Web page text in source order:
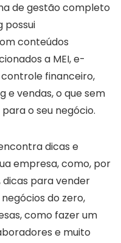
de gestão completo
possui
conteúdos
a MEI, e-
financeiro,
e vendas, o que sem
o seu negócio.
dicas e
empresa, como, por
dicas para vender
do zero,
como fazer um
e muito